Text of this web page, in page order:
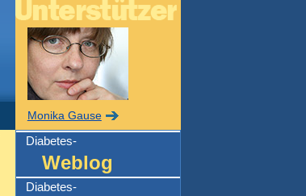
Monika Gause
Diabetes-
Weblog
Diabetes-